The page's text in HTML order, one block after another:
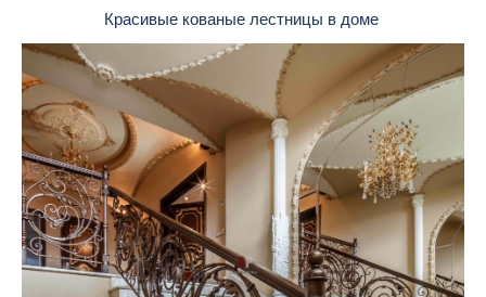
Красивые кованые лестницы в доме